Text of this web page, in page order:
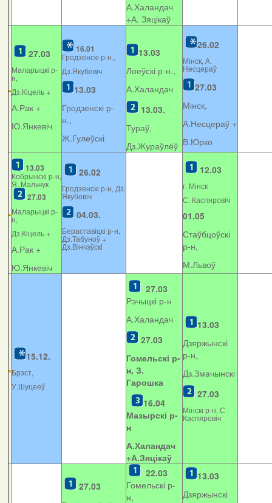
А.Халандач
+А. Зяцікаў
27.03
Маларыцкі р-
н,
Дз.Кіцель +
А.Рак +
Ю.Янкевіч
16.01
Гродзенскі р-н.,
Дз.Якубовіч
13.03
Гродзенскі р-
н.,
Ж.Гулеўскі
13.03
Лоеўскі р-н.,
А.Халандач
13.03.
Тураў,
Дз.Жураўлёў
26.02
Мінск, А.
Несцераў
27.03
Мінск,
А.Несцераў +
В.Юрко
13.03
Кобрынскі р-н,
Я. Мальчук
27.03
Маларыцкі р-
н,
Дз.Кіцель +
А.Рак +
Ю.Янкевіч
26.02
Гродзенскі р-н, Дз.
Якубовіч
04.03.
Бераставіцкі р-н,
Дз.Табуноў +
Дз.Вінчэўскі
12.03
г. Мінск
С. Каспяровіч
01.05
Стаўбцоўскі
р-н,
М.Львоў
15.12.
Брэст,
У.Шуцееў
27.03
Рэчыцкі р-н
А.Халандач
27.03
Гомельскі р-
н, З.
Гарошка
16.04
Мазырскі р-
н
А.Халандач
+А.Зяцікаў
13.03
Дзяржынскі
р-н,
Дз.Змачынскі
27.03
Мінскі р-н, С
Каспяровіч
27.03
22.03
Гомельскі р-
н,
13.03
Дзяржынскі